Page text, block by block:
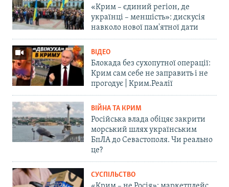
«Крим – єдиний регіон, де
українці – меншість»: дискусія
навколо нової пам'ятної дати
ВІДЕО
Блокада без сухопутної операції:
Крим сам себе не заправить і не
прогодує | Крим.Реалії
ВІЙНА ТА КРИМ
Російська влада обіцяє закрити
морський шлях українським
БпЛА до Севастополя. Чи реально
це?
СУСПІЛЬСТВО